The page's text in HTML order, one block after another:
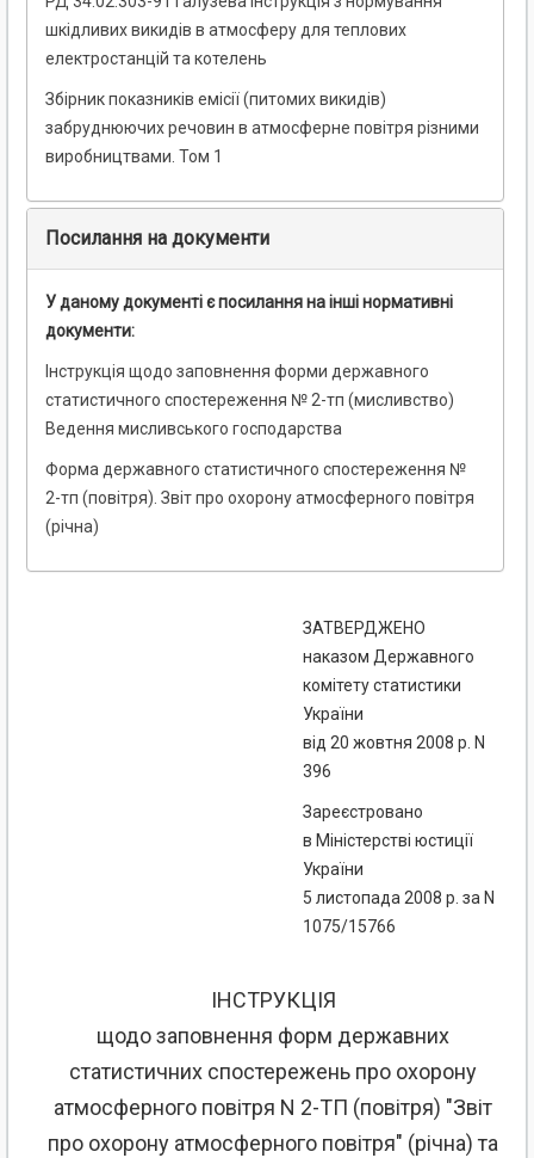
шкідливих викидів в атмосферу для теплових
електростанцій та котелень
Збірник показників емісії (питомих викидів)
забруднюючих речовин в атмосферне повітря різними
виробництвами. Том 1
Посилання на документи
У даному документі є посилання на інші нормативні
документи:
Інструкція щодо заповнення форми державного
статистичного спостереження № 2-тп (мисливство)
Ведення мисливського господарства
Форма державного статистичного спостереження №
2-тп (повітря). Звіт про охорону атмосферного повітря
(річна)
ЗАТВЕРДЖЕНО
наказом Державного
комітету статистики
України
від 20 жовтня 2008 р. N
396
Зареєстровано
в Міністерстві юстиції
України
5 листопада 2008 р. за N
1075/15766
ІНСТРУКЦІЯ
щодо заповнення форм державних
статистичних спостережень про охорону
атмосферного повітря N 2-ТП (повітря) "Звіт
про охорону атмосферного повітря" (річна) та